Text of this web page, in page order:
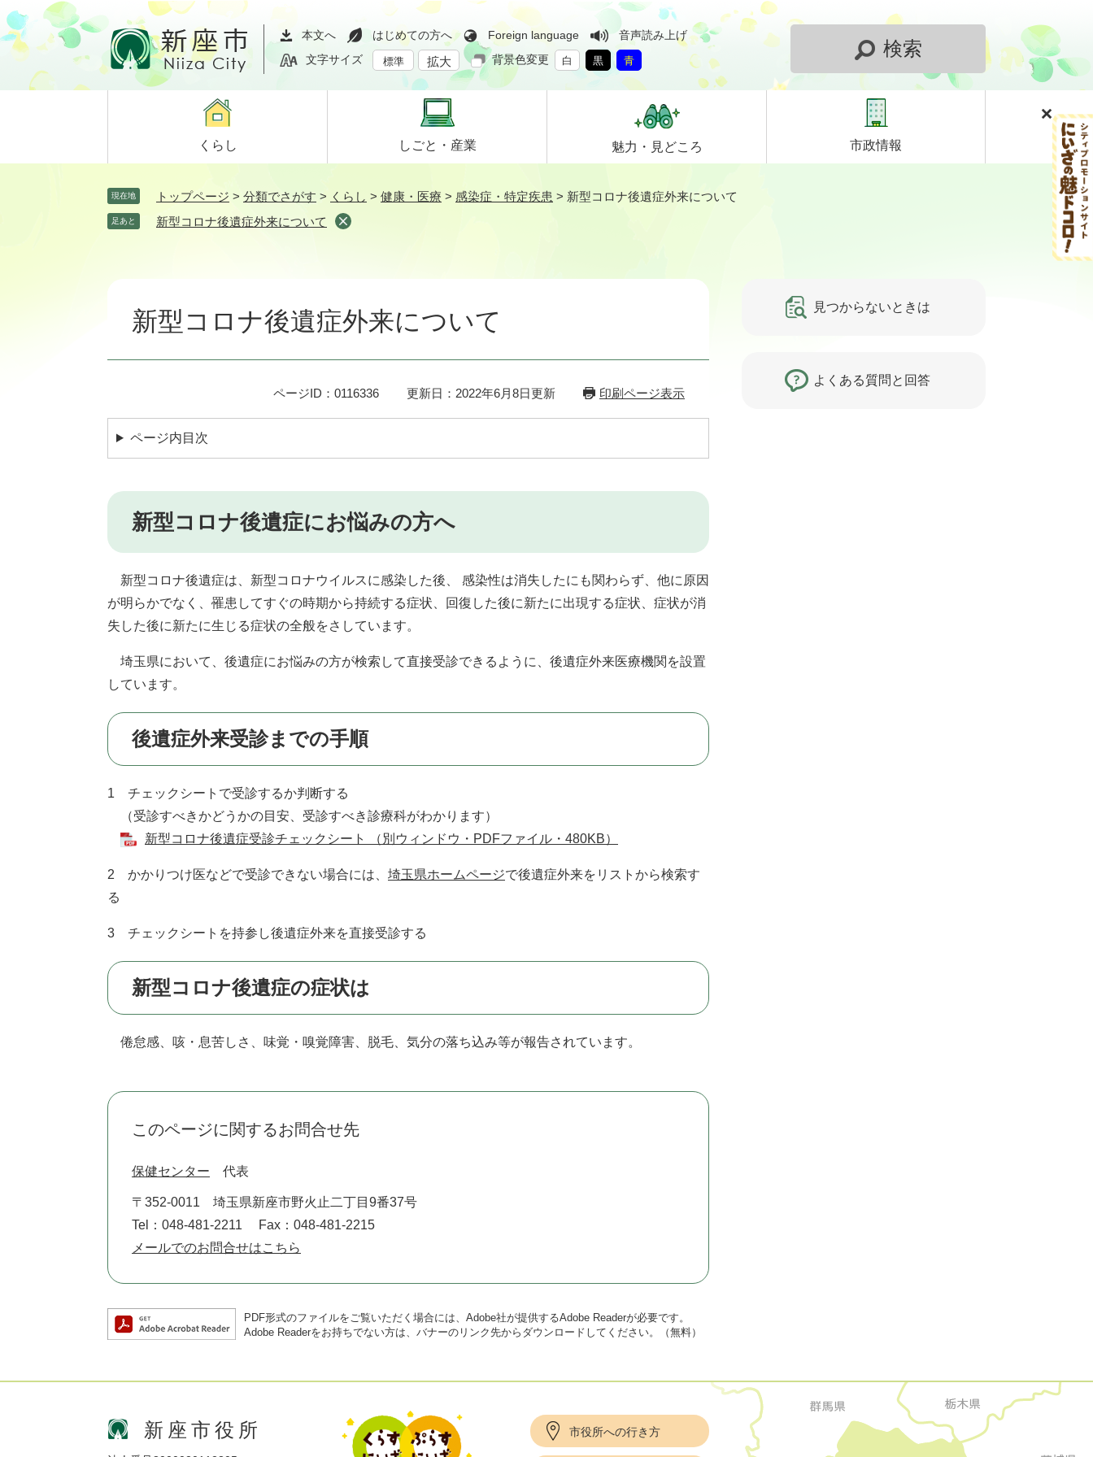
ペ
ー
ジ
メ
ニ
ュ
て
本文へ はじめての方へ Foreign language
音声読み上げ
文字サイズ
標準 拡大 背景色変更 白 黒 青
検索
くらし しごと・ 産業 魅力・ 見どころ 市政情報
現在地 トップページ > 分類でさがす > くらし > 健康・医療 > 感染症・特定疾患 > 新型コロナ後遺症外来について
足あと 新型コロナ後遺症外来について
新型コロナ後遺症外来について
ページID：0116336 更新日：2022年6月8日更新 印刷ページ表示
ページ内目次
新型コロナ後遺症にお悩みの方へ
新型コロナ後遺症は、新型コロナウイルスに感染した後、 感染性は消失したにも関わらず、他に原因
が明らかでなく、罹患してすぐの時期から持続する症状、回復した後に新たに出現する症状、症状が消
失した後に新たに生じる症状の全般をさしています。
埼玉県において、後遺症にお悩みの方が検索して直接受診できるように、後遺症外来医療機関を設置
しています。
後遺症外来受診までの手順
1 チェックシートで受診するか判断する
（受診すべきかどうかの目安、受診すべき診療科がわかります）
新型コロナ後遺症受診チェックシート （別ウィンドウ・PDFファイル・480KB）
2 かかりつけ医などで受診できない場合には、 埼玉県ホームページで後遺症外来をリストから検索す
る
3 チェックシートを持参し後遺症外来を直接受診する
新型コロナ後遺症の症状は
倦怠感、咳・息苦しさ、味覚・嗅覚障害、脱毛、気分の落ち込み等が報告されています。
このページに関するお問合せ先
保健センター 代表
〒352-0011
埼玉県新座市野火止二丁目9番37号
Tel：048-481-2211
Fax：048-481-2215
メールでのお問合せはこちら
PDF形式のファイルをご覧いただく場合には、Adobe社が提供するAdobe Readerが必要です。
Adobe Readerをお持ちでない方は、バナーのリンク先からダウンロードしてください。（無料）
見つからないときは
よくある質問と回答
新座市役所 市役所への行き方